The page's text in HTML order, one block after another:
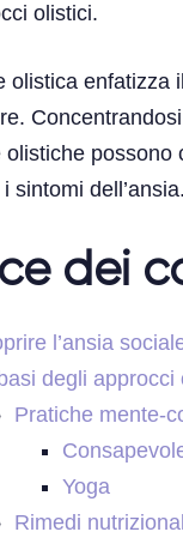
olistici.
olistica
olistiche possono
sintomi dell’ansia.
dei
l’ansia
degli approcci
Pratiche mente-
Yoga
Rimedi